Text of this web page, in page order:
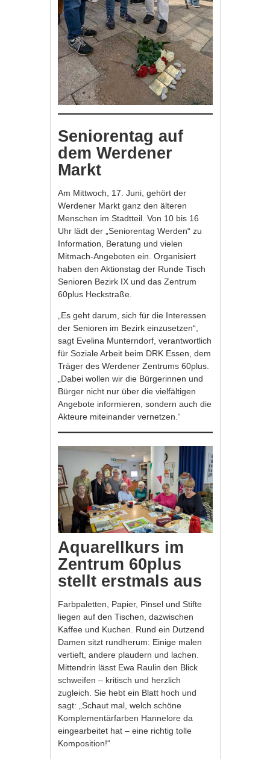
Seniorentag auf
dem Werdener
Markt
Am Mittwoch, 17. Juni, gehört der
Werdener Markt ganz den älteren
Menschen im Stadtteil. Von 10 bis 16
Uhr lädt der „Seniorentag Werden“ zu
Information, Beratung und vielen
Mitmach-Angeboten ein. Organisiert
haben den Aktionstag der Runde Tisch
Senioren Bezirk IX und das Zentrum
60plus Heckstraße.
„Es geht darum, sich für die Interessen
der Senioren im Bezirk einzusetzen“,
sagt Evelina Munterndorf, verantwortlich
für Soziale Arbeit beim DRK Essen, dem
Träger des Werdener Zentrums 60plus.
„Dabei wollen wir die Bürgerinnen und
Bürger nicht nur über die vielfältigen
Angebote informieren, sondern auch die
Akteure miteinander vernetzen.“
Aquarellkurs im
Zentrum 60plus
stellt erstmals aus
Farbpaletten, Papier, Pinsel und Stifte
liegen auf den Tischen, dazwischen
Kaffee und Kuchen. Rund ein Dutzend
Damen sitzt rundherum: Einige malen
vertieft, andere plaudern und lachen.
Mittendrin lässt Ewa Raulin den Blick
schweifen – kritisch und herzlich
zugleich. Sie hebt ein Blatt hoch und
sagt: „Schaut mal, welch schöne
Komplementärfarben Hannelore da
eingearbeitet hat – eine richtig tolle
Komposition!“